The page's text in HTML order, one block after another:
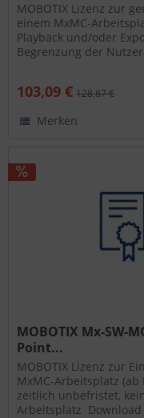
MOBOTIX Lizenz zur
einem MxMC-
Playback und/oder
Begrenzung der
103,09 € 128,87 €
Merken
MOBOTIX Mx-SW-
Point...
MOBOTIX Lizenz zur
MxMC-Arbeitsplatz (ab
zeitlich unbefristet,
Arbeitsplatz 